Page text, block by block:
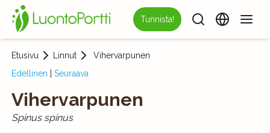
Tunnista!
Etusivu Linnut
Vihervarpunen
Edellinen
Seuraava
Vihervarpunen
Spinus spinus